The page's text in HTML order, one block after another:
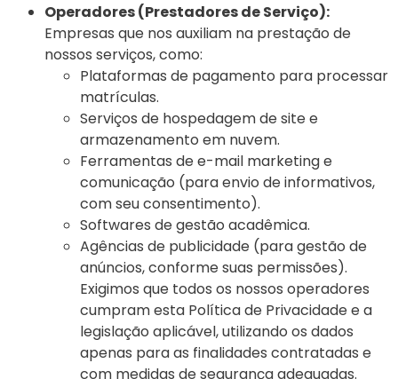
Operadores (Prestadores de Serviço):
Empresas que nos auxiliam na prestação de
nossos serviços, como:
Plataformas de pagamento para processar
matrículas.
Serviços de hospedagem de site e
armazenamento em nuvem.
Ferramentas de e-mail marketing e
comunicação (para envio de informativos,
com seu consentimento).
Softwares de gestão acadêmica.
Agências de publicidade (para gestão de
anúncios, conforme suas permissões).
Exigimos que todos os nossos operadores
cumpram esta Política de Privacidade e a
legislação aplicável, utilizando os dados
apenas para as finalidades contratadas e
com medidas de segurança adequadas.